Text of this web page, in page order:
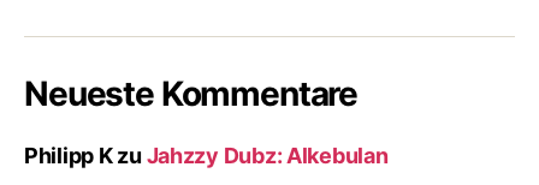
Neueste Kommentare
Philipp Kzu Jahzzy Dubz: Alkebulan